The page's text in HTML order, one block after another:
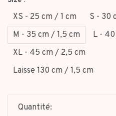
XS - 25 cm / 1 cm
S - 30
M - 35 cm / 1,5 cm
L -
XL - 45 cm / 2,5 cm
Laisse 130 cm / 1,5 cm
Quantité: